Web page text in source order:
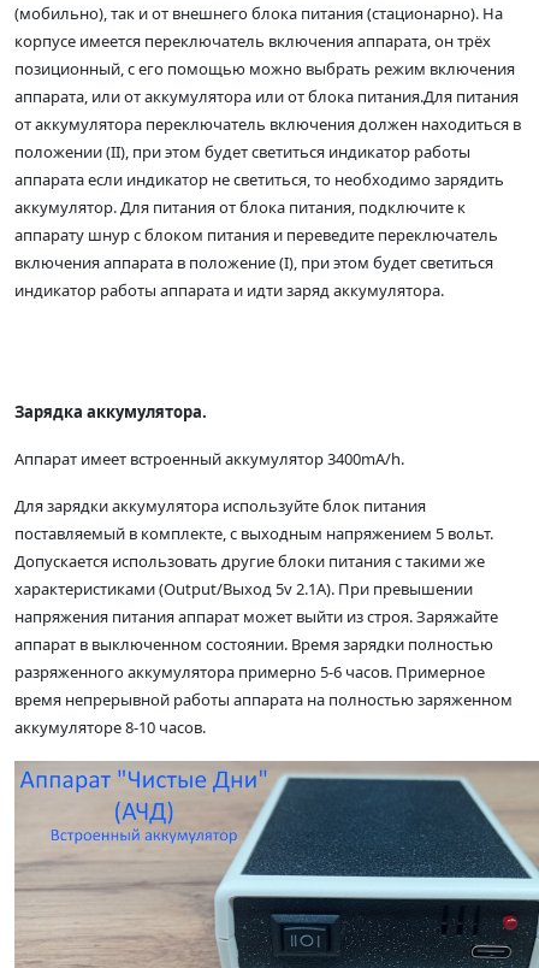
(мобильно), так и от внешнего блока питания (стационарно). На
корпусе имеется переключатель включения аппарата, он трёх
позиционный, с его помощью можно выбрать режим включения
аппарата, или от аккумулятора или от блока питания.Для питания
от аккумулятора переключатель включения должен находиться в
положении (II), при этом будет светиться индикатор работы
аппарата если индикатор не светиться, то необходимо зарядить
аккумулятор. Для питания от блока питания, подключите к
аппарату шнур с блоком питания и переведите переключатель
включения аппарата в положение (I), при этом будет светиться
индикатор работы аппарата и идти заряд аккумулятора.
Зарядка аккумулятора.
Аппарат имеет встроенный аккумулятор 3400mA/h.
Для зарядки аккумулятора используйте блок питания
поставляемый в комплекте, с выходным напряжением 5 вольт.
Допускается использовать другие блоки питания с такими же
характеристиками (Output/Выход 5v 2.1A). При превышении
напряжения питания аппарат может выйти из строя. Заряжайте
аппарат в выключенном состоянии. Время зарядки полностью
разряженного аккумулятора примерно 5-6 часов. Примерное
время непрерывной работы аппарата на полностью заряженном
аккумуляторе 8-10 часов.